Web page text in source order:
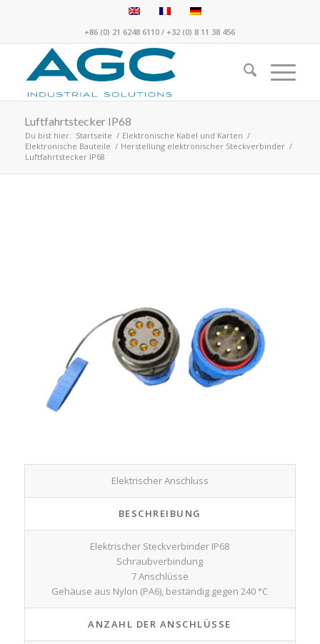
+86 (0) 21 6248 6110 /+32 (0) 8 11 38 456
Luftfahrtstecker IP68
Du bist hier: Startseite / Elektronische Kabel und Karten /
Elektronische Bauteile / Herstellung elektronischer Steckverbinder /
Luftfahrtstecker IP68
Elektrischer Anschluss
BESCHREIBUNG
Elektrischer Steckverbinder IP68
Schraubverbindung
7 Anschlüsse
Gehäuse aus Nylon (PA6), beständig gegen 240 °C
ANZAHL DER ANSCHLÜSSE